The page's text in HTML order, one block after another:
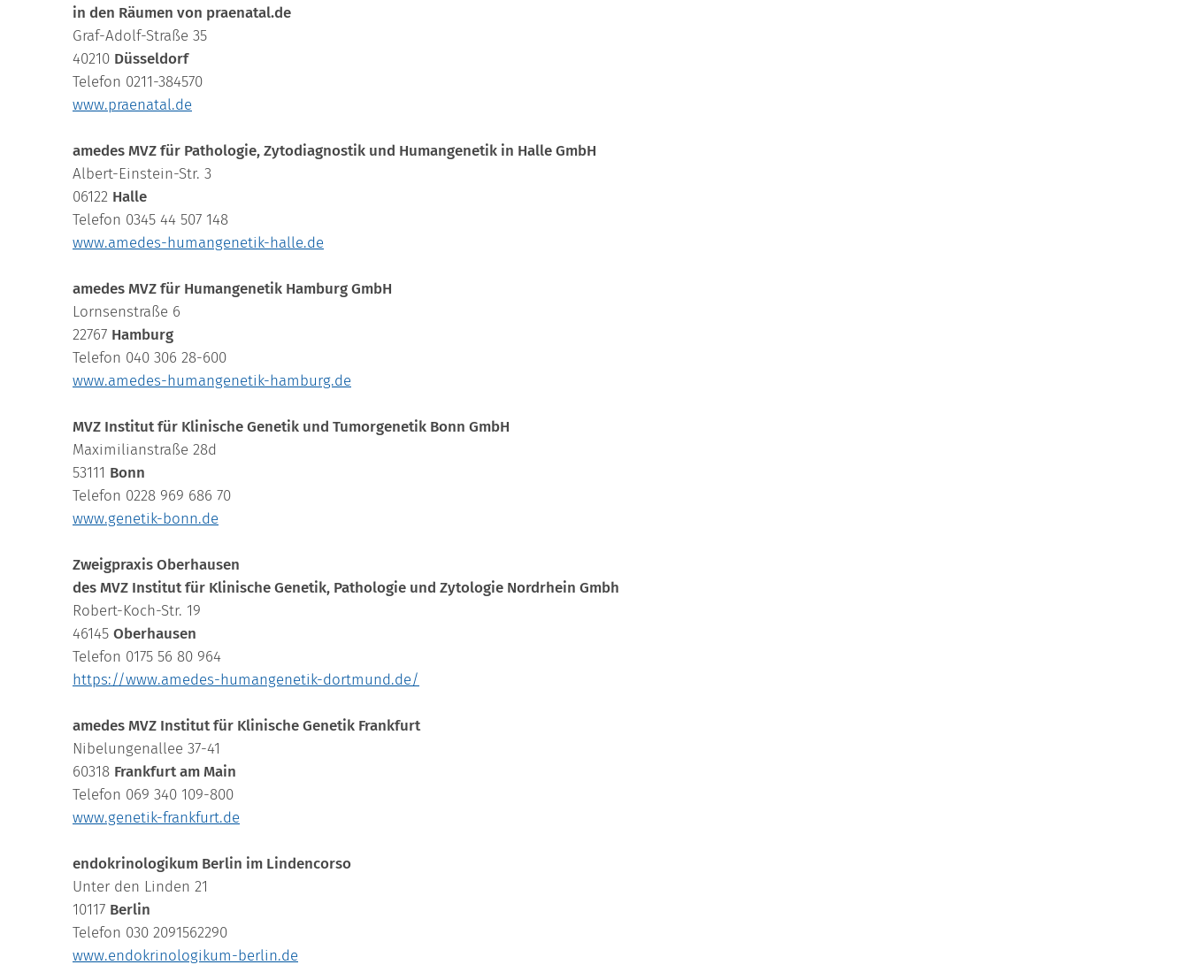
in den Räumen von praenatal.de
Graf-Adolf-Straße 35
40210 Düsseldorf
Telefon 0211-384570
www.praenatal.de
amedes MVZ für Pathologie, Zytodiagnostik und Humangenetik in Halle GmbH
Albert-Einstein-Str. 3
06122 Halle
Telefon 0345 44 507 148
www.amedes-humangenetik-halle.de
amedes MVZ für Humangenetik Hamburg GmbH
Lornsenstraße 6
22767 Hamburg
Telefon 040 306 28-600
www.amedes-humangenetik-hamburg.de
MVZ Institut für Klinische Genetik und Tumorgenetik Bonn GmbH
Maximilianstraße 28d
53111 Bonn
Telefon 0228 969 686 70
www.genetik-bonn.de
Zweigpraxis Oberhausen
des MVZ Institut für Klinische Genetik, Pathologie und Zytologie Nordrhein Gmbh
Robert-Koch-Str. 19
46145 Oberhausen
Telefon 0175 56 80 964
https://www.amedes-humangenetik-dortmund.de/
amedes MVZ Institut für Klinische Genetik Frankfurt
Nibelungenallee 37-41
60318 Frankfurt am Main
Telefon 069 340 109-800
www.genetik-frankfurt.de
endokrinologikum Berlin im Lindencorso
Unter den Linden 21
10117 Berlin
Telefon 030 2091562290
www.endokrinologikum-berlin.de